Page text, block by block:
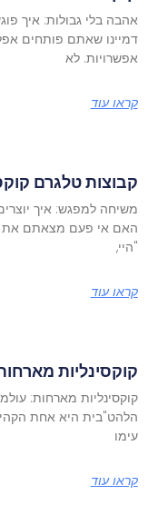
אהבה בלי גבולות: איך
דמיינו שאתם פותחים
אפשרויות. לא
קראו עוד
קבוצות טלגרם
משיחה למפגש: איך
האם אי פעם מצאתם את
"היי,
קראו עוד
קוקסינליות
קוקסינליות מארחות:
הלהט"בית היא אחת
עימו
קראו עוד